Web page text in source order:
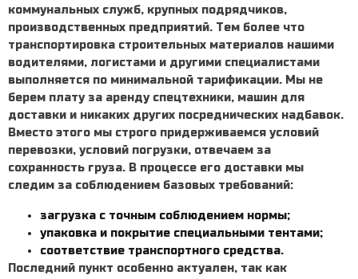
коммунальных служб, крупных подрядчиков,
производственных предприятий. Тем более что
транспортировка строительных материалов нашими
водителями, логистами и другими специалистами
выполняется по минимальной тарификации. Мы не
берем плату за аренду спецтехники, машин для
доставки и никаких других посреднических надбавок.
Вместо этого мы строго придерживаемся условий
перевозки, условий погрузки, отвечаем за
сохранность груза. В процессе его доставки мы
следим за соблюдением базовых требований:
загрузка с точным соблюдением нормы;
упаковка и покрытие специальными тентами;
соответствие транспортного средства.
Последний пункт особенно актуален, так как